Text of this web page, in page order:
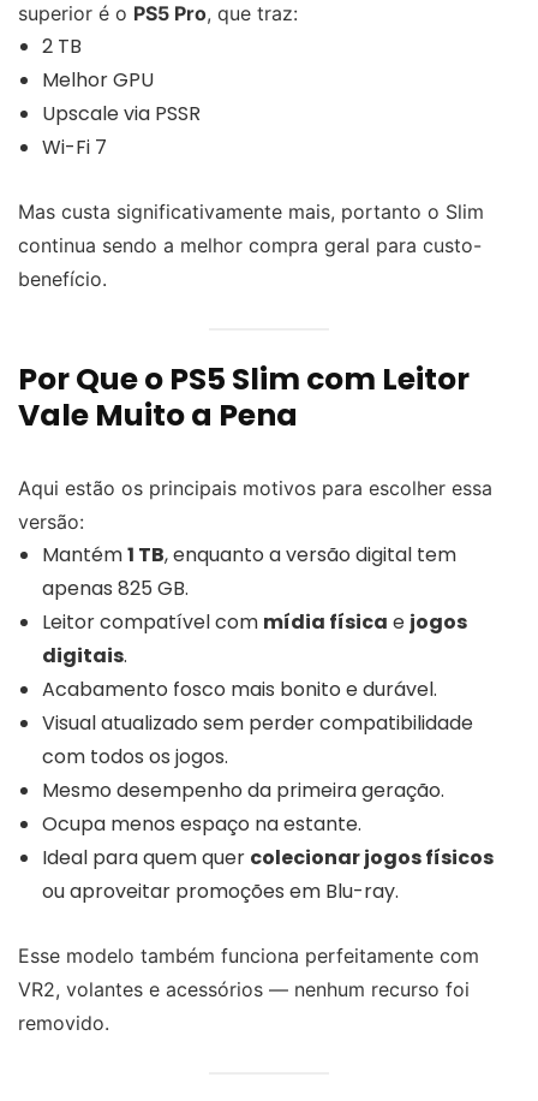
superior é o PS5 Pro, que traz:
2 TB
Melhor GPU
Upscale via PSSR
Wi-Fi 7
Mas custa significativamente mais, portanto o Slim
continua sendo a melhor compra geral para custo-
benefício.
Por Que o PS5 Slim com Leitor
Vale Muito a Pena
Aqui estão os principais motivos para escolher essa
versão:
Mantém1 TB, enquanto a versão digital tem
apenas 825 GB.
Leitor compatível com mídia física e jogos
digitais.
Acabamento fosco mais bonito e durável.
Visual atualizado sem perder compatibilidade
com todos os jogos.
Mesmo desempenho da primeira geração.
Ocupa menos espaço na estante.
Ideal para quem quer colecionar jogos físicos
ou aproveitar promoções em Blu-ray.
Esse modelo também funciona perfeitamente com
VR2, volantes e acessórios — nenhum recurso foi
removido.